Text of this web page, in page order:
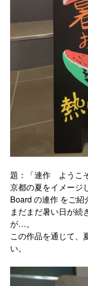
題：「連作 ようこ
京都の夏をイメージ
Board の連作 をご紹
まだまだ暑い日が続
が…。
この作品を通じて、
い。